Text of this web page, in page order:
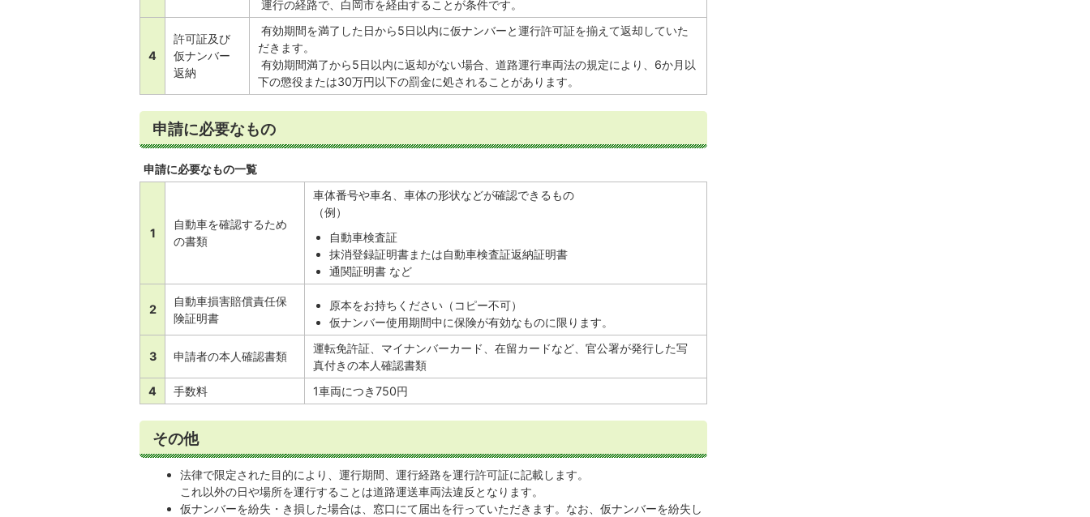
運行の経路で、白岡市を経由することが条件です。
4
許可証及び
仮ナンバー
返納
有効期間を満了した日から5日以内に仮ナンバーと運行許可証を揃えて返却していた
だきます。
有効期間満了から5日以内に返却がない場合、道路運行車両法の規定により、6か月以
下の懲役または30万円以下の罰金に処されることがあります。
申請に必要なもの
申請に必要なもの一覧
1
自動車を確認するため
の書類
車体番号や車名、車体の形状などが確認できるもの
（例）
自動車検査証
抹消登録証明書または自動車検査証返納証明書
通関証明書 など
2
自動車損害賠償責任保
険証明書
原本をお持ちください（コピー不可）
仮ナンバー使用期間中に保険が有効なものに限ります。
3 申請者の本人確認書類
運転免許証、マイナンバーカード、在留カードなど、官公署が発行した写
真付きの本人確認書類
4
手数料 1車両につき750円
その他
法律で限定された目的により、運行期間、運行経路を運行許可証に記載します。
これ以外の日や場所を運行することは道路運送車両法違反となります。
仮ナンバーを紛失・き損した場合は、窓口にて届出を行っていただきます。なお、仮ナンバーを紛失し